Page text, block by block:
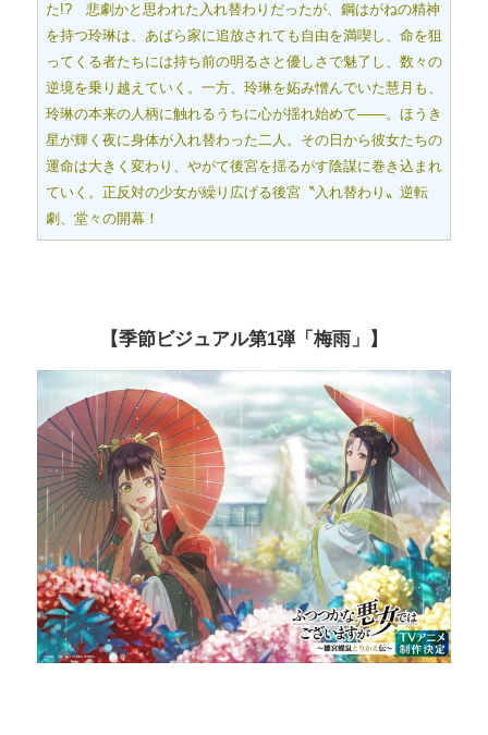
た!? 悲劇かと思われた入れ替わりだったが、鋼はがねの精神
を持つ玲琳は、あばら家に追放されても自由を満喫し、命を狙
ってくる者たちには持ち前の明るさと優しさで魅了し、数々の
逆境を乗り越えていく。一方、玲琳を妬み憎んでいた慧月も、
玲琳の本来の人柄に触れるうちに心が揺れ始めて――。ほうき
星が輝く夜に身体が入れ替わった二人。その日から彼女たちの
運命は大きく変わり、やがて後宮を揺るがす陰謀に巻き込まれ
ていく。正反対の少女が繰り広げる後宮〝入れ替わり〟逆転
劇、堂々の開幕！
【季節ビジュアル第1弾「梅雨」】